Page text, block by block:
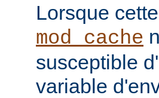
Lorsque
mod_cache
susceptible
variable